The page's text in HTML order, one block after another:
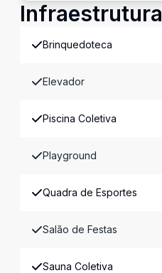
Infraestrutura
Brinquedoteca
Elevador
Piscina Coletiva
Playground
Quadra de Esportes
Salão de Festas
Sauna Coletiva